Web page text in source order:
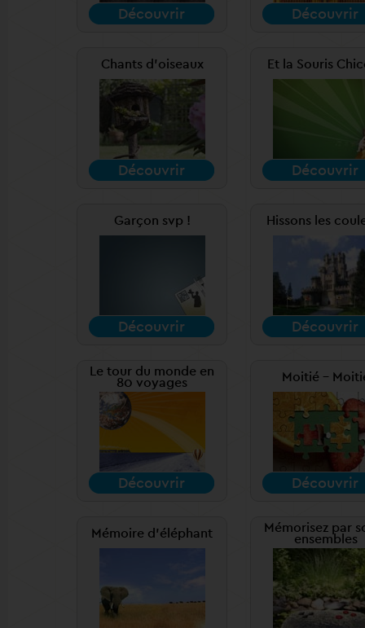
Découvrir Découvrir
Chants d'oiseaux
Découvrir
Et la Souris
Découvrir
Garçon svp !
Découvrir
Hissons les
Découvrir
Le tour du monde en
80 voyages
Découvrir
Moitié -
Découvrir
Mémoire d'éléphant Mémorisez par
ensembles